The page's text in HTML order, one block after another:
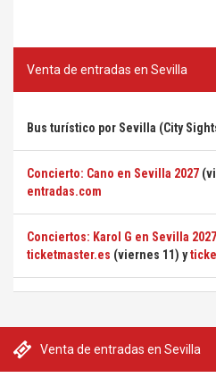
Venta de entradas en Sevilla
Venta de entradas en Sevilla
Bus turístico por Sevilla (City
Concierto: Cano en Sevilla 2027
entradas.com
Conciertos: Karol G en Sevilla 2027
ticketmaster.es (viernes 11) y